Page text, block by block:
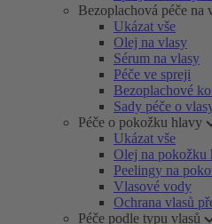
Bezoplachová péče na
Ukázat vše
Olej na vlasy
Sérum na vlasy
Péče ve spreji
Bezoplachové
Sady péče o
Péče o pokožku hlavy
Ukázat vše
Olej na pokožku
Peelingy na
Vlasové vody
Ochrana vlasů
Péče podle typu vlasů